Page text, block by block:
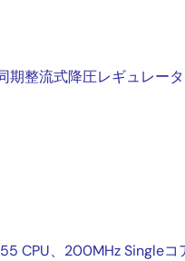
整流式降圧レギュレータ
CPU、200MHz Singleコ